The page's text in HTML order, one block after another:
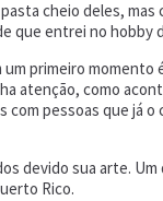
cheio deles,
entrei no
primeiro
como
pessoas que
devido sua arte.
Rico.